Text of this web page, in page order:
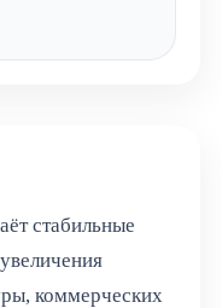
стабильные
коммерческих